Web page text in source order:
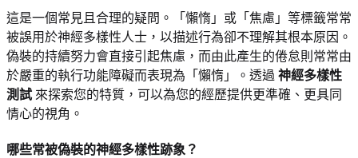
這是一個常見且合理的疑問。「懶惰」或「焦慮」等標籤常常
被誤用於神經多樣性人士，以描述行為卻不理解其根本原因。
偽裝的持續努力會直接引起焦慮，而由此產生的倦怠則常常由
於嚴重的執行功能障礙而表現為「懶惰」。透過 神經多樣性
測試 來探索您的特質，可以為您的經歷提供更準確、更具同
情心的視角。
哪些常被偽裝的神經多樣性跡象？